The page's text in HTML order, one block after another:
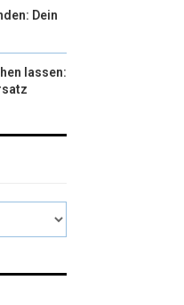
Dein
lassen: